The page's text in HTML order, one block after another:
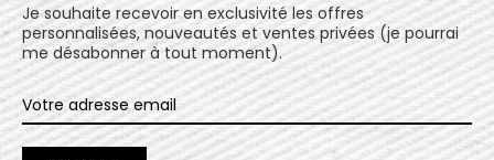
Je souhaite recevoir en exclusivité les offres
personnalisées, nouveautés et ventes privées (je pourrai
me désabonner à tout moment).